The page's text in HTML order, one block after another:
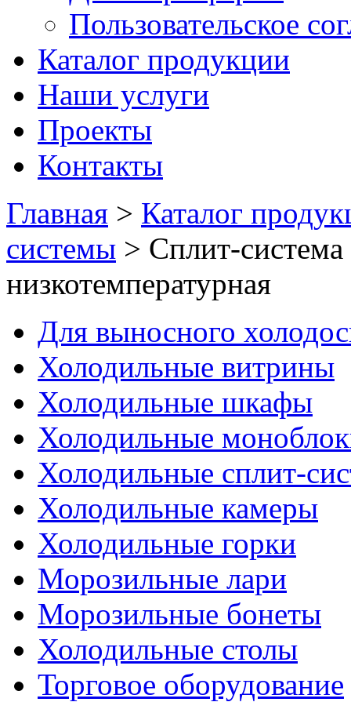
Пользовательское
Каталог продукции
Наши услуги
Проекты
Контакты
Главная > Каталог
системы > Сплит-
низкотемпературная
Для выносного
Холодильные витрины
Холодильные шкафы
Холодильные
Холодильные сплит-
Холодильные камеры
Холодильные горки
Морозильные лари
Морозильные бонеты
Холодильные столы
Торговое оборудование